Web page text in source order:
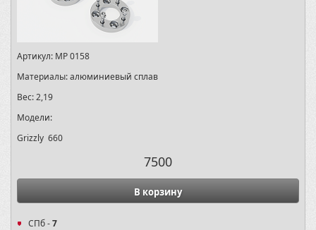
Артикул: MP 0158
Материалы:алюминиевый сплав
Вес:2,19
Модели:
Grizzly 660
7500
В корзину
СПб -7